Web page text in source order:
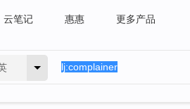
云笔记 惠惠 更多产品